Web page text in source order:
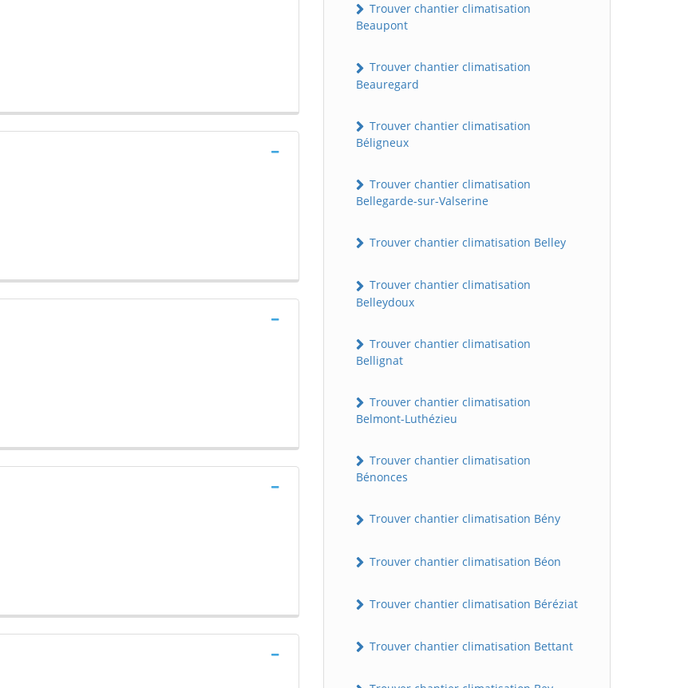
Trouver chantier climatisation
Beaupont
Trouver chantier climatisation
Beauregard
Trouver chantier climatisation
Béligneux
Trouver chantier climatisation
Bellegarde-sur-Valserine
Trouver chantier climatisation Belley
Trouver chantier climatisation
Belleydoux
Trouver chantier climatisation
Bellignat
Trouver chantier climatisation
Belmont-Luthézieu
Trouver chantier climatisation
Bénonces
Trouver chantier climatisation Bény
Trouver chantier climatisation Béon
Trouver chantier climatisation Béréziat
Trouver chantier climatisation Bettant